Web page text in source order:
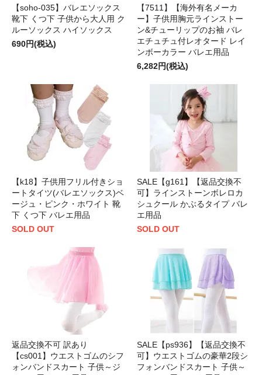
【soho-035】バレエソックス
靴下 くつ下 子供から大人用 ク
ルーソックス ハイソックス
690円(税込)
【7511】【海外有名メーカ
ー】子供用胸元ラインストー
ン&チューリップのお袖 バレ
エチュチュ付レオタード レイ
ンボーカラー バレエ用品
6,282円(税込)
【k18】子供用フリル付きショ
ートタイツ(バレエソックス)ベ
ージュ・ピンク・ホワイト 靴
下 くつ下 バレエ用品
SOLD OUT
SALE【g161】【返品交換不
可】ラインストーンボレロカ
シュクール かぶるタイプ バレ
エ用品
SOLD OUT
返品交換不可 訳あり
【cs001】ウエストゴムのシフ
ォンバンドスカート 子供～ジ
SALE【ps936】【返品交換不
可】ウエストゴムの豪華2段シ
フォンバンドスカート 子供～